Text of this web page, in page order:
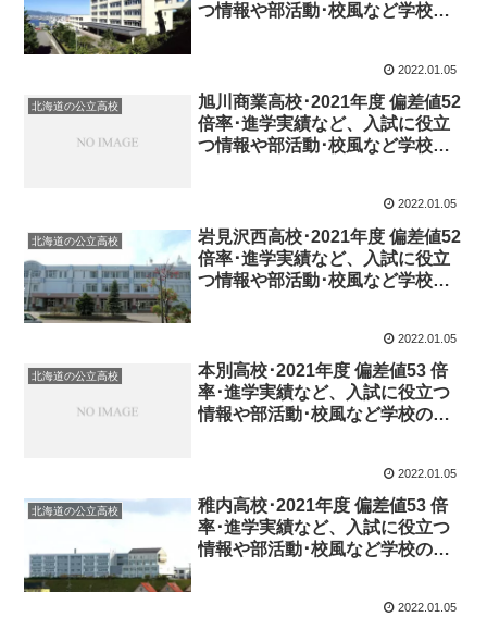
つ情報や部活動･校風など学校の
2022.01.05
北海道の公立高校
旭川商業高校･2021年度 偏差値52
倍率･進学実績など、入試に役立
つ情報や部活動･校風など学校の
2022.01.05
北海道の公立高校
岩見沢西高校･2021年度 偏差値52
倍率･進学実績など、入試に役立
つ情報や部活動･校風など学校の
2022.01.05
北海道の公立高校
本別高校･2021年度 偏差値53 倍
率･進学実績など、入試に役立つ
情報や部活動･校風など学校の特
2022.01.05
北海道の公立高校
稚内高校･2021年度 偏差値53 倍
率･進学実績など、入試に役立つ
情報や部活動･校風など学校の特
2022.01.05